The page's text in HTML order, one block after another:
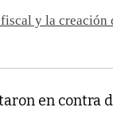
y la creación
en contra